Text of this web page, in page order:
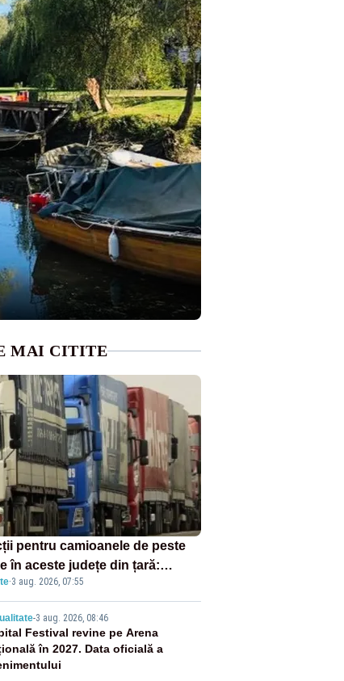
MAI CITITE
pentru camioanele de peste
în aceste județe din țară:
este interzisă luni, între orele
20:00
·3 aug. 2026, 07:55
-3 aug. 2026, 08:46
Festival revine pe Arena
în 2027. Data oficială a